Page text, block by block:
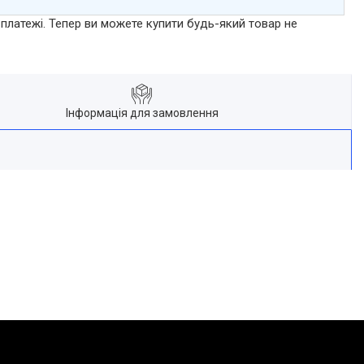
платежі. Тепер ви можете купити будь-який товар не
Інформація для замовлення